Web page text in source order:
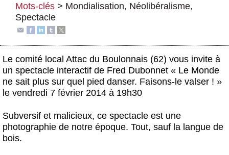
Mots-clés > Mondialisation, Néolibéralisme,
Spectacle
Le comité local Attac du Boulonnais (62) vous invite à
un spectacle interactif de Fred Dubonnet « Le Monde
ne sait plus sur quel pied danser. Faisons-le valser ! »
le vendredi 7 février 2014 à 19h30
Subversif et malicieux, ce spectacle est une
photographie de notre époque. Tout, sauf la langue de
bois.